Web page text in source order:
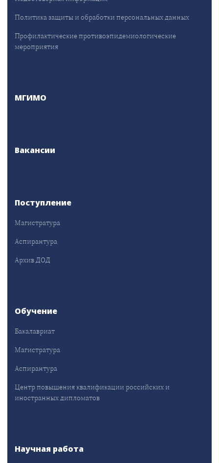
Политика защиты и обработки персональных данных
Профилактические противоэпидемиологические
мероприятия
МГИМО
Вакансии
Поступление
Магистратура
Аспирантура
Архив ДОД
Обучение
Бакалавриат
Магистратура
Аспирантура
Центр повышения квалификации российских и
иностранных дипломатов
Научная работа